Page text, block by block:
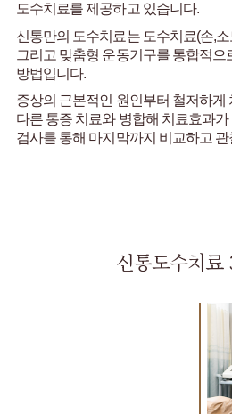
도수치료를 제공하고 있습니다.
신통만의 도수치료는 도수치료(손,
그리고 맞춤형 운동기구를 통합적으
방법입니다.
증상의 근본적인 원인부터 철저하게
다른 통증 치료와 병합해 치료효과가
검사를 통해 마지막까지 비교하고
신통도수치료